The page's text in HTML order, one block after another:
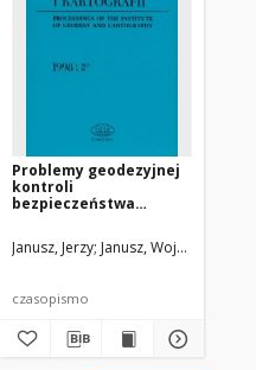
Andrzej Zgliński
Problemy geodezyjnej
kontroli
bezpieczeństwa
głębokich wykopów
Janusz, Jerzy Janusz, Wojciech
czasopismo